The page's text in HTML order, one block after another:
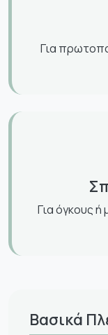
Για
Για όγκους ή
Βασικά